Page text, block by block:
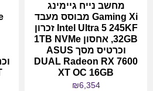
מחשב נייח גיימינג
Gaming Xi מבוסס מעבד
Intel Ultra 5 245KF זכרון
32GB, אחסון 1TB NVMe
וכרטיס מסך ASUS
DUAL Radeon RX 7600
XT OC 16GB
₪6,354